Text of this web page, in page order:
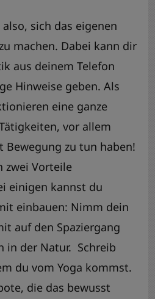
sich das eigenen
machen. Dabei kann dir
aus deinem Telefon
Hinweise geben. Als
eine ganze
vor allem
Bewegung zu tun haben!
zwei Vorteile
einigen kannst du
einbauen: Nimm dein
auf den Spaziergang
in der Natur. Schreib
du vom Yoga kommst.
die das bewusst